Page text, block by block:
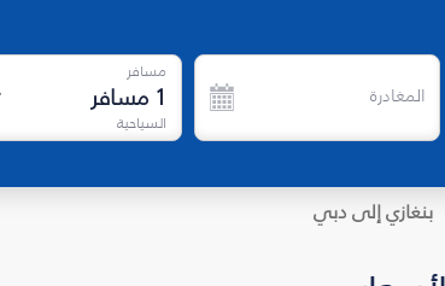
المغادرة
مسافر
1 مسافر
السياحية
بنغازي إلى دبي